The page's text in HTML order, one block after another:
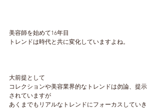
美容師を始めて16年目
トレンドは時代と共に変化していますよね。
大前提として
コレクションや美容業界的なトレンドは勿論、提示
されていますが
あくまでもリアルなトレンドにフォーカスしていき